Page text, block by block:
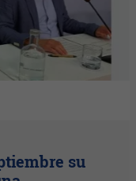
su